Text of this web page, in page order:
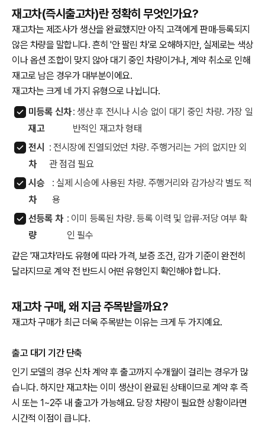
재고차(즉시출고차)란 정확히 무엇인가요?
재고차는 제조사가 생산을 완료했지만 아직 고객에게 판매·등록되지
않은 차량을 말합니다. 흔히 '안 팔린 차'로 오해하지만, 실제로는 색상
이나 옵션 조합이 맞지 않아 대기 중인 차량이거나, 계약 취소로 인해
재고로 남은 경우가 대부분이에요.
재고차는 크게 네 가지 유형으로 나뉩니다.
미등록 신차
재고
: 생산 후 전시나 시승 없이 대기 중인 차량. 가장 일
반적인 재고차 형태
전시
차
: 전시장에 진열되었던 차량. 주행거리는 거의 없지만 외
관 점검 필요
시승
차
: 실제 시승에 사용된 차량. 주행거리와 감가상각 별도 적
용
선등록 차
량
: 이미 등록된 차량. 등록 이력 및 압류·저당 여부 확
인 필수
같은 '재고차'라도 유형에 따라 가격, 보증 조건, 감가 기준이 완전히
달라지므로 계약 전 반드시 어떤 유형인지 확인해야 합니다.
재고차 구매, 왜 지금 주목받을까요?
재고차 구매가 최근 더욱 주목받는 이유는 크게 두 가지예요.
출고 대기 기간 단축
인기 모델의 경우 신차 계약 후 출고까지 수개월이 걸리는 경우가 많
습니다. 하지만 재고차는 이미 생산이 완료된 상태이므로 계약 후 즉
시 또는 1~2주 내 출고가 가능해요. 당장 차량이 필요한 상황이라면
시간적 이점이 큽니다.